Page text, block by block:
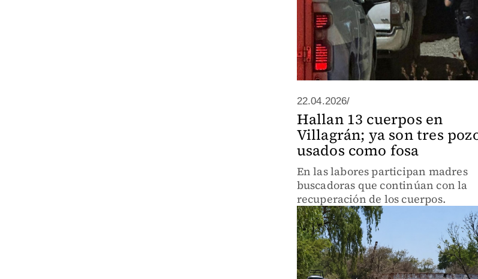
22.04.2026/
Hallan 13 cuerpos en
Villagrán; ya son tres
usados como fosa
En las labores participan madres
buscadoras que continúan con la
recuperación de los cuerpos.